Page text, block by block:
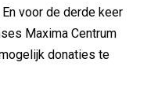
voor de derde keer
Maxima Centrum
donaties te